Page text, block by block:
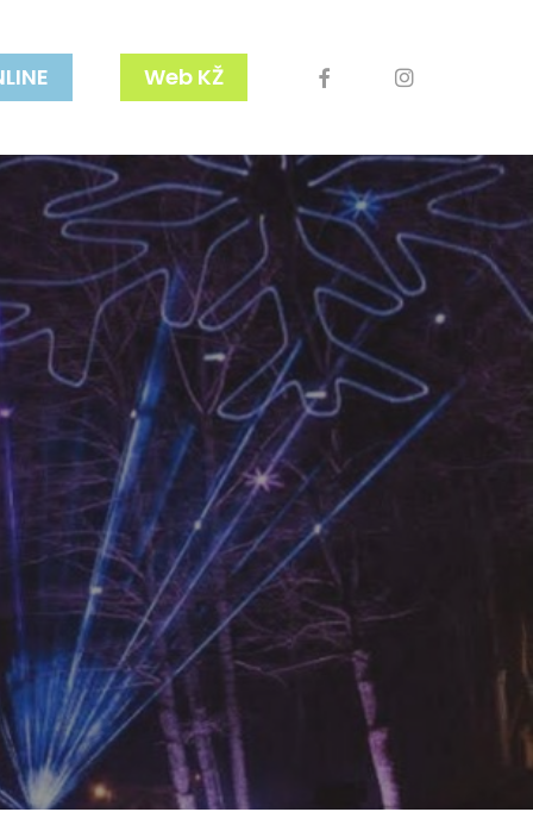
Web KŽ facebook
youtubeinstagram